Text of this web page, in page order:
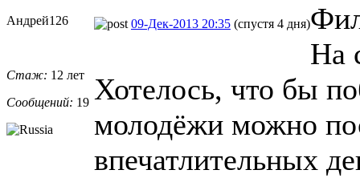
Андрей126
Стаж: 12 лет
Сообщений: 19
09-Дек-2013 20:35 (спустя 4 дня)
На
Хотелось, что бы
молодёжи можно
впечатлительных